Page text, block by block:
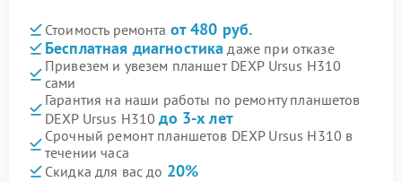
Стоимость ремонта от 480 руб.
Бесплатная диагностика даже при отказе
Привезем и увезем планшет DEXP Ursus H310
сами
Гарантия на наши работы по ремонту планшетов
DEXP Ursus H310до 3-х лет
Срочный ремонт планшетов DEXP Ursus H310 в
течении часа
Скидка для вас до 20%